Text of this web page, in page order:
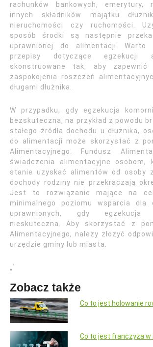
rachunków bankowych,
innych składników majątku
nieruchomości czy ruchomości.
sposób środki są następnie
uprawnionej do alimentacji. Warto
przepisy dotyczące egzekucji
skonstruowane tak, aby zapewnić
zaspokojenia roszczeń
długami dłużnika.
W przypadku, gdy egzekucja
bezskuteczna, na przykład z powodu
stałego źródła dochodu u dłużnika,
do alimentacji może skorzystać z
Alimentacyjnego. Fundusz
świadczenia alimentacyjne
stanie uzyskać alimentów od osoby
dochody rodziny nie przekraczają
Jest to rozwiązanie mające na
minimalnego poziomu wsparcia dla
uprawnionych, gdy
nieskuteczna. Aby skorzystać z
Alimentacyjnego, należy złożyć
urzędzie gminy lub miasta.
„`
Zobacz także
Co to jest holowanie
Co to jest franczyza w